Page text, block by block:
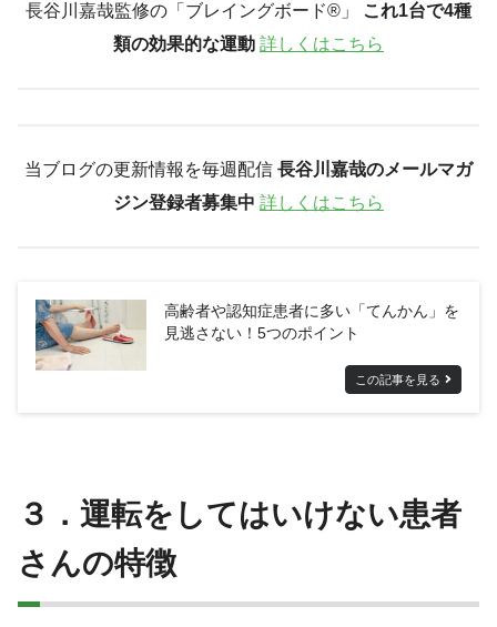
長谷川嘉哉監修の「ブレイングボード®︎」
これ1台で4種
類の効果的な運動 詳しくはこちら
当ブログの更新情報を毎週配信 長谷川嘉哉のメールマガ
ジン登録者募集中 詳しくはこちら
高齢者や認知症患者に多い「てんかん」を
見逃さない！5つのポイント
この記事を見る
３．運転をしてはいけない患者
さんの特徴